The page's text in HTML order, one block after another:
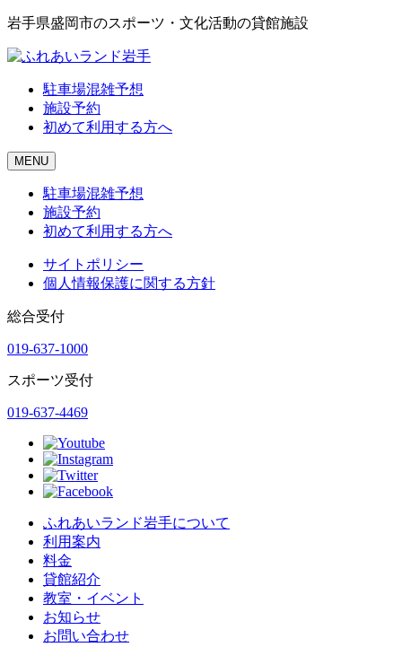
岩手県盛岡市のスポーツ・文化活動の貸館施設
駐車場混雑予想
施設予約
初めて利用する方へ
MENU
駐車場混雑予想
施設予約
初めて利用する方へ
サイトポリシー
個人情報保護に関する方針
総合受付
019-637-1000
スポーツ受付
019-637-4469
ふれあいランド岩手について
利用案内
料金
貸館紹介
教室・イベント
お知らせ
お問い合わせ